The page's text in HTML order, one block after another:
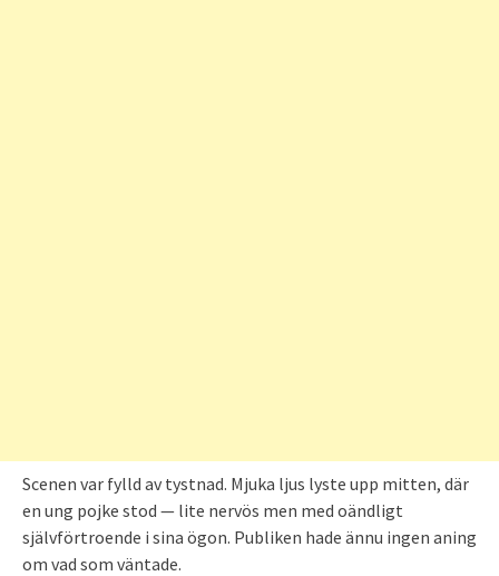
Scenen var fylld av tystnad. Mjuka ljus lyste upp mitten, där
en ung pojke stod — lite nervös men med oändligt
självförtroende i sina ögon. Publiken hade ännu ingen aning
om vad som väntade.